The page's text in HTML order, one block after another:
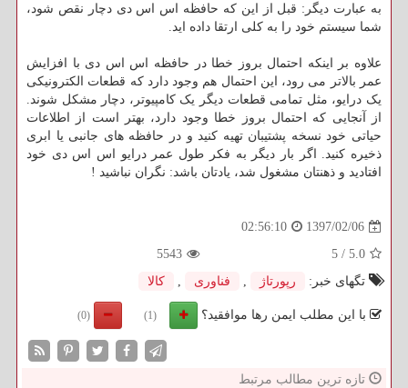
به عبارت دیگر: قبل از این که حافظه اس اس دی دچار نقص شود،
شما سیستم خود را به کلی ارتقا داده اید.
علاوه بر اینکه احتمال بروز خطا در حافظه اس اس دی با افزایش
عمر بالاتر می رود، این احتمال هم وجود دارد که قطعات الکترونیکی
یک درایو، مثل تمامی قطعات دیگر یک کامپیوتر، دچار مشکل شوند.
از آنجایی که احتمال بروز خطا وجود دارد، بهتر است از اطلاعات
حیاتی خود نسخه پشتیبان تهیه کنید و در حافظه های جانبی یا ابری
ذخیره کنید. اگر بار دیگر به فکر طول عمر درایو اس اس دی خود
افتادید و ذهنتان مشغول شد، یادتان باشد: نگران نباشید !
1397/02/06
02:56:10
5.0
/
5
5543
تگهای خبر:
رپورتاژ , فناوری , كالا
با این مطلب ایمن رها موافقید؟ (1)
(0)
تازه ترین مطالب مرتبط